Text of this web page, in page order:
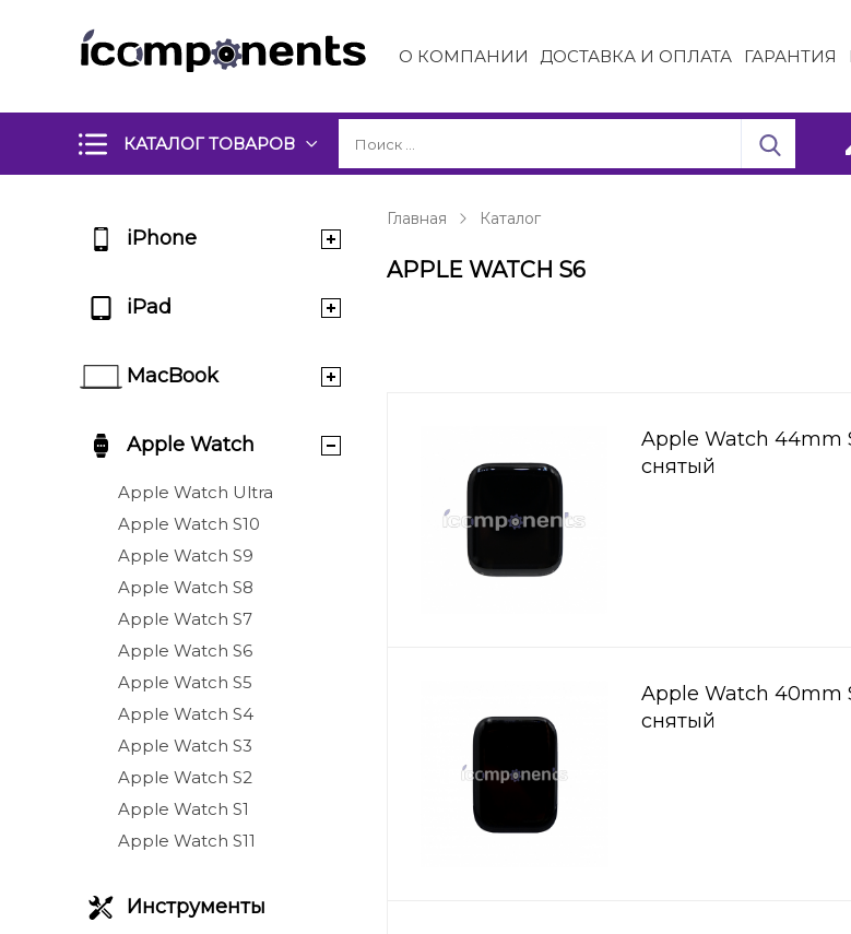
О КОМПАНИИ ДОСТАВКА И ОПЛАТА ГАРАНТИЯ
КАТАЛОГ ТОВАРОВ
iPhone
iPad
MacBook
Apple Watch
Apple Watch Ultra
Apple Watch S10
Apple Watch S9
Apple Watch S8
Apple Watch S7
Apple Watch S6
Apple Watch S5
Apple Watch S4
Apple Watch S3
Apple Watch S2
Apple Watch S1
Apple Watch S11
Инструменты
Главная Каталог
APPLE WATCH S6
Apple Watch 44mm
снятый
Apple Watch 40mm
снятый